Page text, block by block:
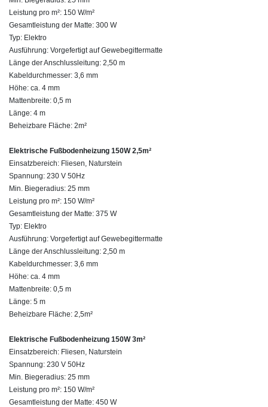
Leistung pro m²: 150 W/m²
Gesamtleistung der Matte: 300 W
Typ: Elektro
Ausführung: Vorgefertigt auf Gewebegittermatte
Länge der Anschlussleitung: 2,50 m
Kabeldurchmesser: 3,6 mm
Höhe: ca. 4 mm
Mattenbreite: 0,5 m
Länge: 4 m
Beheizbare Fläche: 2m²
Elektrische Fußbodenheizung 150W 2,5m²
Einsatzbereich: Fliesen, Naturstein
Spannung: 230 V 50Hz
Min. Biegeradius: 25 mm
Leistung pro m²: 150 W/m²
Gesamtleistung der Matte: 375 W
Typ: Elektro
Ausführung: Vorgefertigt auf Gewebegittermatte
Länge der Anschlussleitung: 2,50 m
Kabeldurchmesser: 3,6 mm
Höhe: ca. 4 mm
Mattenbreite: 0,5 m
Länge: 5 m
Beheizbare Fläche: 2,5m²
Elektrische Fußbodenheizung 150W 3m²
Einsatzbereich: Fliesen, Naturstein
Spannung: 230 V 50Hz
Min. Biegeradius: 25 mm
Leistung pro m²: 150 W/m²
Gesamtleistung der Matte: 450 W